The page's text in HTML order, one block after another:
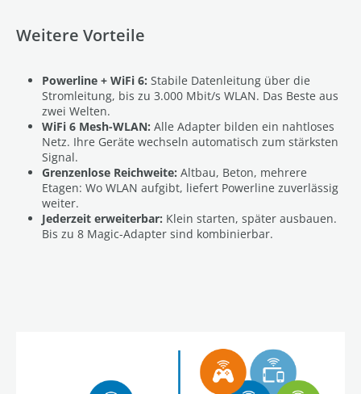
Weitere Vorteile
Powerline + WiFi 6: Stabile Datenleitung über die
Stromleitung, bis zu 3.000 Mbit/s WLAN. Das Beste aus
zwei Welten.
WiFi 6 Mesh-WLAN: Alle Adapter bilden ein nahtloses
Netz. Ihre Geräte wechseln automatisch zum stärksten
Signal.
Grenzenlose Reichweite: Altbau, Beton, mehrere
Etagen: Wo WLAN aufgibt, liefert Powerline zuverlässig
weiter.
Jederzeit erweiterbar: Klein starten, später ausbauen.
Bis zu 8 Magic-Adapter sind kombinierbar.